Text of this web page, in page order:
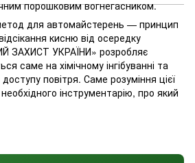
для автомайстерень — принцип
кисню від осередку
ЗАХИСТ УКРАЇНИ» розробляє
саме на хімічному інгібуванні та
повітря. Саме розуміння цієї
інструментарію, про який